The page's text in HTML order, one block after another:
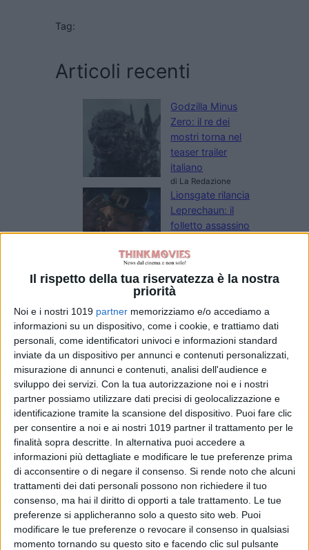
Il rispetto della tua riservatezza è la nostra
priorità
Noi e i nostri 1019 partner memorizziamo e/o accediamo a
informazioni su un dispositivo, come i cookie, e trattiamo dati
personali, come identificatori univoci e informazioni standard
inviate da un dispositivo per annunci e contenuti personalizzati,
misurazione di annunci e contenuti, analisi dell'audience e
sviluppo dei servizi. Con la tua autorizzazione noi e i nostri
partner possiamo utilizzare dati precisi di geolocalizzazione e
identificazione tramite la scansione del dispositivo. Puoi fare clic
per consentire a noi e ai nostri 1019 partner il trattamento per le
finalità sopra descritte. In alternativa puoi accedere a
informazioni più dettagliate e modificare le tue preferenze prima
di acconsentire o di negare il consenso. Si rende noto che alcuni
trattamenti dei dati personali possono non richiedere il tuo
consenso, ma hai il diritto di opporti a tale trattamento. Le tue
preferenze si applicheranno solo a questo sito web. Puoi
modificare le tue preferenze o revocare il consenso in qualsiasi
momento tornando su questo sito e facendo clic sul pulsante
Tag:
Articoli recenti
Godzilla Minus
Zero: il re dei
mostri torna nel
teaser trailer
italiano
di La Redazione
Lionsgate rilancia
Leprechaun: il
folletto assassino
film horror
Meadow Walker e
la Toyota Supra
di Paul Walker:
“Non l’ho
venduta”
di Emanuela Giuliani
Wonka 2, nessun
rinvio: la Warner
Bros. fa chiarezza
sul sequel con
Timothée
Chalamet
di Emanuela Giuliani
Venezia 83: a
Luca Guadagnino
il Cartier Glory to
the Filmmaker
2026